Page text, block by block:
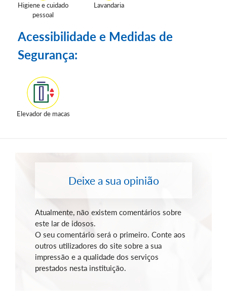
Higiene e cuidado
pessoal
Lavandaria
Acessibilidade e Medidas de
Segurança:
Elevador de macas
Deixe a sua opinião
Atualmente, não existem comentários sobre
este lar de idosos.
O seu comentário será o primeiro. Conte aos
outros utilizadores do site sobre a sua
impressão e a qualidade dos serviços
prestados nesta instituição.